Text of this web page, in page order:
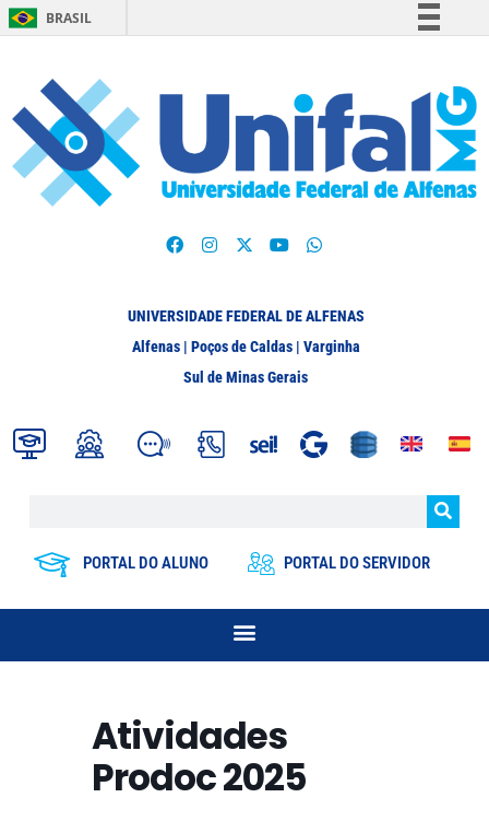
BRASIL
Participe
Acesso à informação
Legislação
UNIVERSIDADE FEDERAL DE ALFENAS
Alfenas | Poços de Caldas | Varginha
Sul de Minas Gerais
PORTAL DO ALUNO PORTAL DO SERVIDOR
Atividades
Prodoc 2025